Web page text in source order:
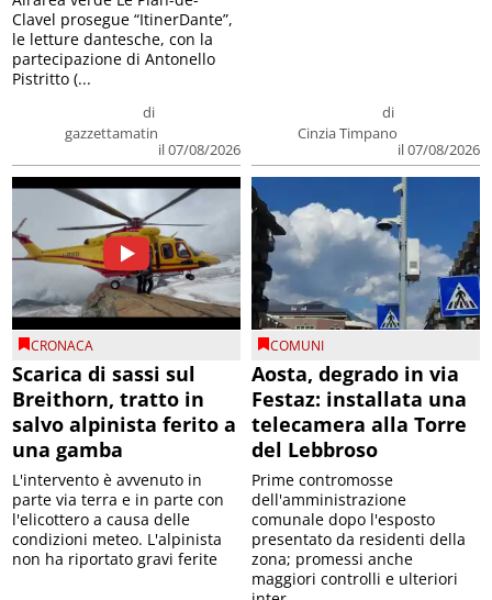
di
gazzettamatin
il 07/08/2026
Clavel prosegue “ItinerDante”,
le letture dantesche, con la
partecipazione di Antonello
Pistritto (...
di
Cinzia Timpano
il 07/08/2026
CRONACA
Scarica di sassi sul
Breithorn, tratto in
salvo alpinista ferito a
una gamba
L'intervento è avvenuto in
parte via terra e in parte con
l'elicottero a causa delle
condizioni meteo. L'alpinista
non ha riportato gravi ferite
COMUNI
Aosta, degrado in via
Festaz: installata una
telecamera alla Torre
del Lebbroso
Prime contromosse
dell'amministrazione
comunale dopo l'esposto
presentato da residenti della
zona; promessi anche
maggiori controlli e ulteriori